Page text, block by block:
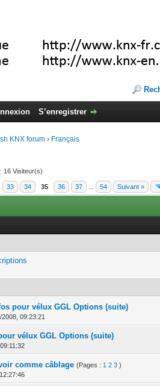
S’enregistrer
KNX forum › Français
16 Visiteur(s)
33 34 35 36 37 54 Suivant »
pour vélux GGL Options (suite)
2008, 09:23:21
5
vélux GGL Options (suite)
5
comme câblage (Pages : 1 2 3 )
5